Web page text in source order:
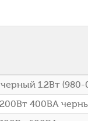
1.2Вт
400ВА